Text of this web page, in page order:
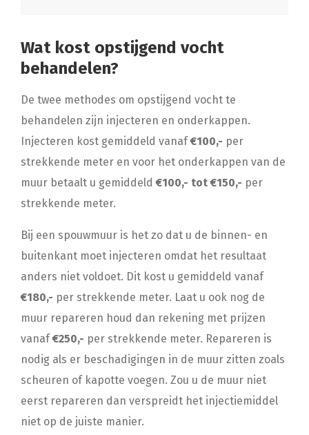
Wat kost opstijgend vocht
behandelen?
De twee methodes om opstijgend vocht te
behandelen zijn injecteren en onderkappen.
Injecteren kost gemiddeld vanaf€100,- per
strekkende meter en voor het onderkappen van de
muur betaalt u gemiddeld€100,- tot €150,- per
strekkende meter.
Bij een spouwmuur is het zo dat u de binnen- en
buitenkant moet injecteren omdat het resultaat
anders niet voldoet. Dit kost u gemiddeld vanaf
€180,- per strekkende meter. Laat u ook nog de
muur repareren houd dan rekening met prijzen
vanaf€250,- per strekkende meter. Repareren is
nodig als er beschadigingen in de muur zitten zoals
scheuren of kapotte voegen. Zou u de muur niet
eerst repareren dan verspreidt het injectiemiddel
niet op de juiste manier.